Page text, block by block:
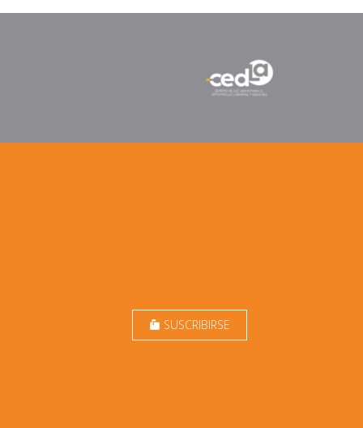
markunread_mailbox SUSCRIBIRSE